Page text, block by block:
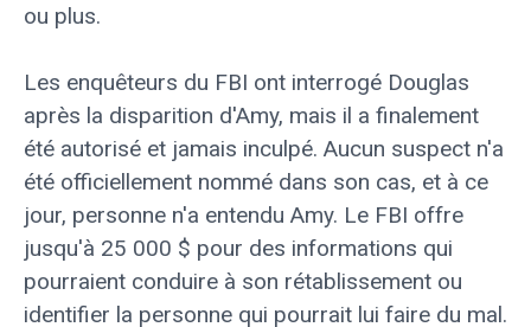
ou plus.
Les enquêteurs du FBI ont interrogé Douglas
après la disparition d'Amy, mais il a finalement
été autorisé et jamais inculpé. Aucun suspect n'a
été officiellement nommé dans son cas, et à ce
jour, personne n'a entendu Amy. Le FBI offre
jusqu'à 25 000 $ pour des informations qui
pourraient conduire à son rétablissement ou
identifier la personne qui pourrait lui faire du mal.